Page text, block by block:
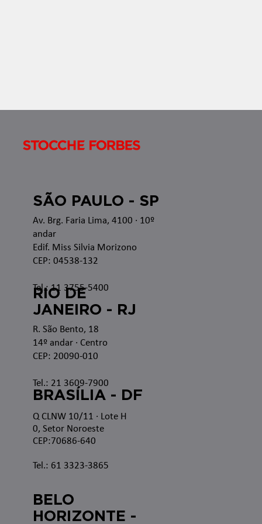
Av. Brg. Faria Lima, 4100 · 10º
andar
Edif. Miss Silvia Morizono
CEP: 04538-132
Tel.: 11 3755-5400
SÃO PAULO - SP
RIO DE
JANEIRO - RJ
R. São Bento, 18
14º andar · Centro
CEP: 20090-010
Tel.: 21 3609-7900
Q CLNW 10/11 · Lote H
0, Setor Noroeste
CEP:70686-640
Tel.: 61 3323-3865
BRASÍLIA - DF
BELO
HORIZONTE -